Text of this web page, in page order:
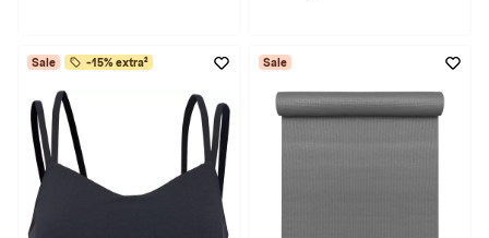
Sale -15% extra² Sale